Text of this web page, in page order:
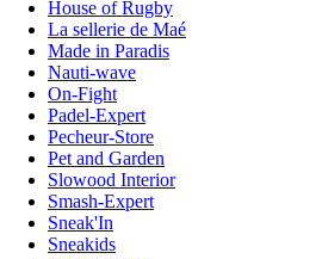
House of Rugby
La sellerie de Maé
Made in Paradis
Nauti-wave
On-Fight
Padel-Expert
Pecheur-Store
Pet and Garden
Slowood Interior
Smash-Expert
Sneak'In
Sneakids